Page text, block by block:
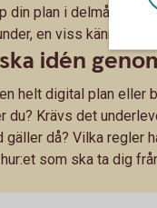
din plan i delmål. Det
en viss
idén
helt digital plan eller
du? Krävs det
gäller då? Vilka regler
som ska ta dig